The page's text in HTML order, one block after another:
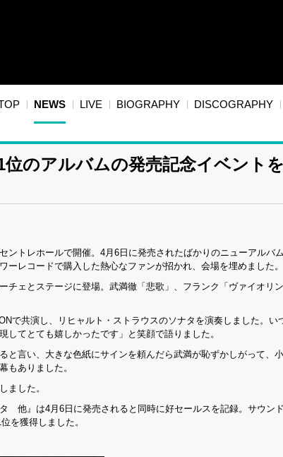
NEWS LIVE BIOGRAPHY DISCOGRAPHY
のアルバムの発売記念イベント
ントレホールで開催。4月6日に発売されたばかりのニューアルバ
レコードで購入した熱心なファンが招かれ、会場を埋めました。
チェとステージに登場。武満徹「悲歌」、フランク「ヴァイオリ
で共演し、リヒャルト・ストラウスのソナタを演奏しました。い
てとても嬉しかったです」と笑顔で語りました。
と言い、大きな色紙にサインを頼んだら武満が恥ずかしがって、
もありました。
ました。
他』は4月6日に発売されると同時に好セールスを記録。サウン
を獲得しました。